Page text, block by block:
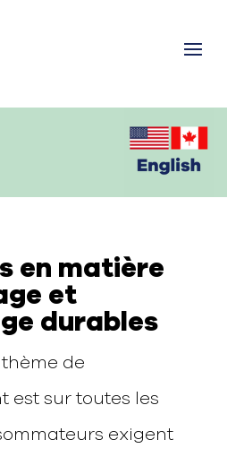
en matière
et
durables
thème de
est sur toutes les
exigent